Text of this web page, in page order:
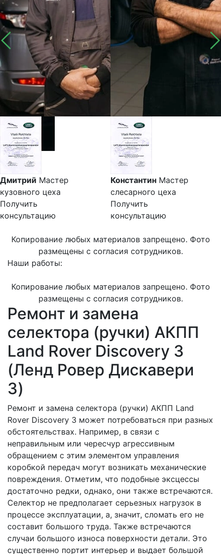
Дмитрий Мастер
кузовного цеха
Получить
консультацию
Константин Мастер
слесарного цеха
Получить
консультацию
Копирование любых материалов запрещено. Фото
размещены с согласия сотрудников.
Наши работы:
Копирование любых материалов запрещено. Фото
размещены с согласия сотрудников.
Ремонт и замена
селектора (ручки) АКПП
Land Rover Discovery 3
(Ленд Ровер Дискавери
3)
Ремонт и замена селектора (ручки) АКПП Land
Rover Discovery 3 может потребоваться при разных
обстоятельствах. Например, в связи с
неправильным или чересчур агрессивным
обращением с этим элементом управления
коробкой передач могут возникать механические
повреждения. Отметим, что подобные эксцессы
достаточно редки, однако, они также встречаются.
Селектор не предполагает серьезных нагрузок в
процессе эксплуатации, а, значит, сломать его не
составит большого труда. Также встречаются
случаи большого износа поверхности детали. Это
существенно портит интерьер и выдает большой